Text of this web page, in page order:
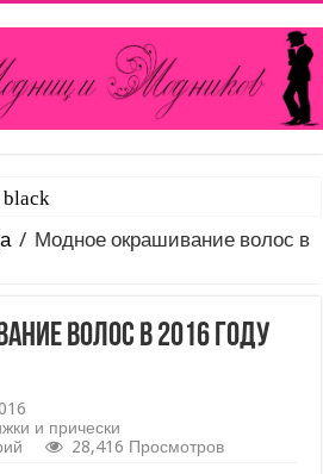
уменьшить вырез на блузке
/ Модное окрашивание волос в
волос в 2016 году
и прически
28,416 Просмотров